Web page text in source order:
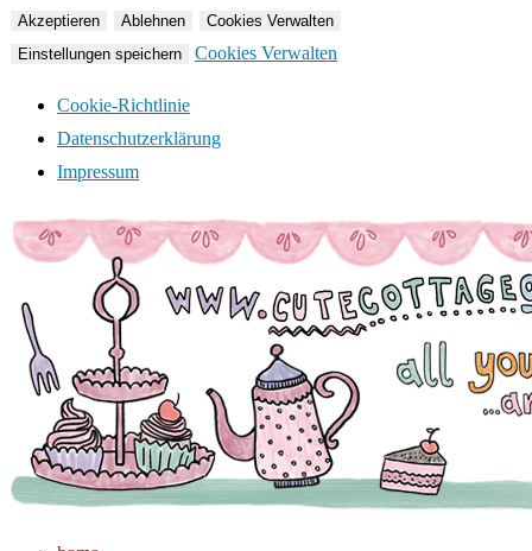
Akzeptieren Ablehnen
Cookies Verwalten
Einstellungen speichern
Cookies Verwalten
Cookie-Richtlinie
Datenschutzerklärung
Impressum
Zum
Inhalt